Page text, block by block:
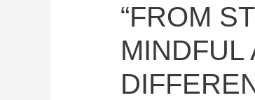
“FROM
MINDFUL